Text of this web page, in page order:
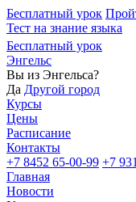
Бесплатный урок
Тест на знание языка
Бесплатный урок
Энгельс
Вы из Энгельса?
Да Другой город
Курсы
Цены
Расписание
Контакты
+7 8452 65-00-99 +7
Главная
Новости